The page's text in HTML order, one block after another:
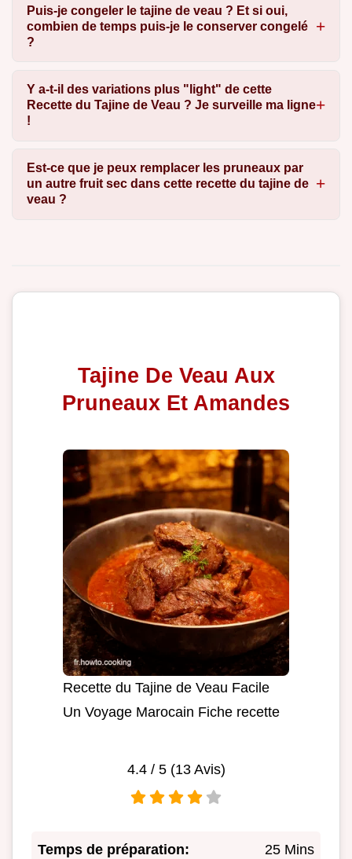
Puis-je congeler le tajine de veau ? Et si oui,
combien de temps puis-je le conserver congelé
?
Y a-t-il des variations plus "light" de cette
Recette du Tajine de Veau ? Je surveille ma ligne
!
Est-ce que je peux remplacer les pruneaux par
un autre fruit sec dans cette recette du tajine de
veau ?
Tajine De Veau Aux
Pruneaux Et Amandes
Recette du Tajine de Veau Facile
Un Voyage Marocain Fiche recette
4.4/ 5 (13Avis)
Temps de préparation: 25 Mins